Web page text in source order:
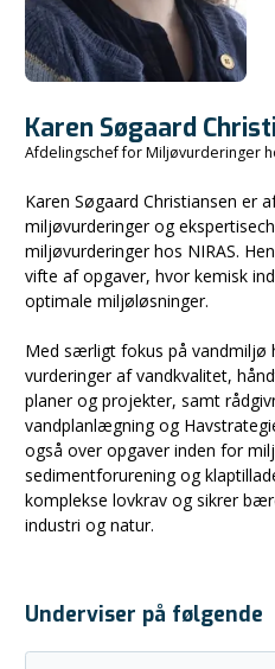
Karen Søgaard
Afdelingschef for Miljøvurderinger
Karen Søgaard Christiansen er
miljøvurderinger og
miljøvurderinger hos NIRAS.
vifte af opgaver, hvor kemisk
optimale miljøløsninger.
Med særligt fokus på vandmiljø
vurderinger af vandkvalitet,
planer og projekter, samt
vandplanlægning og
også over opgaver inden for
sedimentforurening og
komplekse lovkrav og sikrer
industri og natur.
Underviser på følgende